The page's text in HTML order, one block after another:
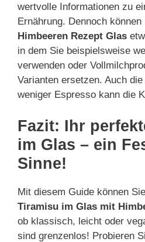
wertvolle Informationen zu
Ernährung. Dennoch können
Himbeeren Rezept Glas
in dem Sie beispielsweise
verwenden oder
Varianten ersetzen. Auch
weniger Espresso kann die
Fazit: Ihr
im Glas – ein
Sinne!
Mit diesem Guide können
Tiramisu im Glas mit
ob klassisch, leicht oder
sind grenzenlos! Probieren